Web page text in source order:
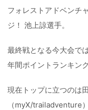
フォレストアドベンチ
ジ！ 池上諒選手。
最終戦となる今大会で
年間ポイントランキン
現在トップに立つのは
（myX/trailadventure